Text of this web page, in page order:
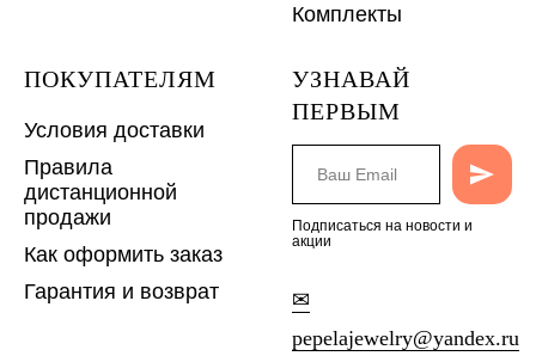
Комплекты
ПОКУПАТЕЛЯМ
Условия доставки
Правила
дистанционной
продажи
Как оформить заказ
Гарантия и возврат
УЗНАВАЙ
ПЕРВЫМ
Подписаться на новости и
акции
✉
pepelajewelry@yandex.ru